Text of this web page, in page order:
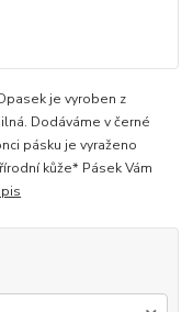
je vyroben z
Dodáváme v černé
pásku je vyraženo
kůže* Pásek Vám